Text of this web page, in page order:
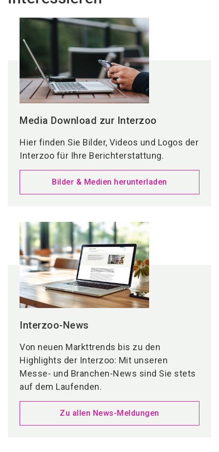
Media Download zur Interzoo
Hier finden Sie Bilder, Videos und Logos der
Interzoo für Ihre Berichterstattung.
Bilder & Medien herunterladen
Interzoo-News
Von neuen Markttrends bis zu den
Highlights der Interzoo: Mit unseren
Messe- und Branchen-News sind Sie stets
auf dem Laufenden.
Zu allen News-Meldungen